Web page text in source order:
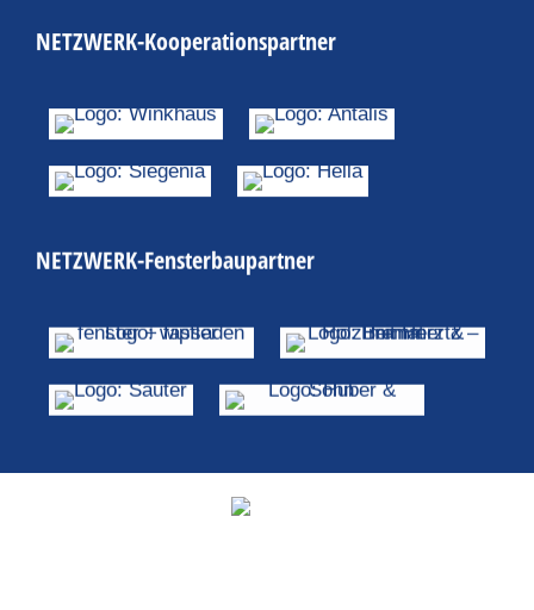
NETZWERK-Kooperationspartner
NETZWERK-Fensterbaupartner